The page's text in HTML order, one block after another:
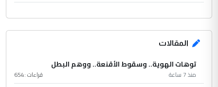
المقالات
توهات الهوية.. وسقوط الأقنعة.. ووهم البطل
منذ 7 ساعة قراءات :654